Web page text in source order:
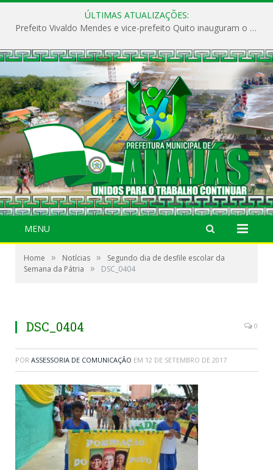
ÚLTIMAS ATUALIZAÇÕES:
Prefeito Vivaldo Mendes e vice-prefeito Quito inauguram o CAPS e fortalecem a saúde pública em Anajás.
MENU
Home » Notícias »
Segundo dia de desfile escolar da
Semana da Pátria
» DSC_0404
DSC_0404 0
POR ASSESSORIA DE COMUNICAÇÃO EM 12 DE SETEMBRO DE 2017